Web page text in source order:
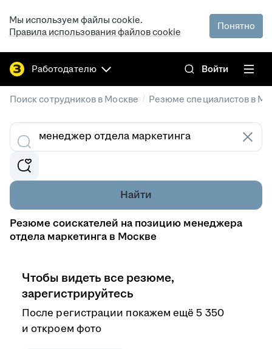
Мы используем файлы cookie.
Правила использования файлов cookie
Понятно
Работодателю Войти
Поиск сотрудников в Москве / Резюме специалистов в
Найти
Резюме соискателей на позицию менеджера
отдела маркетинга в Москве
Чтобы видеть все резюме,
зарегистрируйтесь
После регистрации покажем ещё 5 350
и откроем фото